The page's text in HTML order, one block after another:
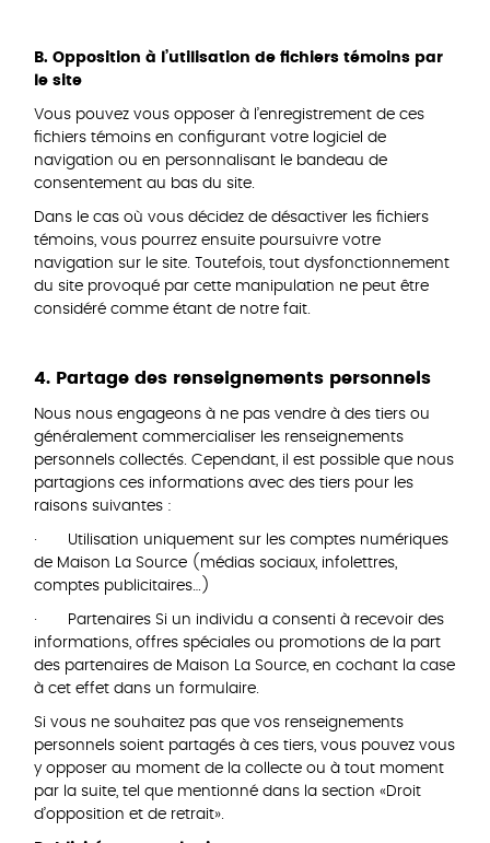
B. Opposition à l’utilisation de fichiers témoins par
le site
Vous pouvez vous opposer à l’enregistrement de ces
fichiers témoins en configurant votre logiciel de
navigation ou en personnalisant le bandeau de
consentement au bas du site.
Dans le cas où vous décidez de désactiver les fichiers
témoins, vous pourrez ensuite poursuivre votre
navigation sur le site. Toutefois, tout dysfonctionnement
du site provoqué par cette manipulation ne peut être
considéré comme étant de notre fait.
4. Partage des renseignements personnels
Nous nous engageons à ne pas vendre à des tiers ou
généralement commercialiser les renseignements
personnels collectés. Cependant, il est possible que nous
partagions ces informations avec des tiers pour les
raisons suivantes :
· Utilisation uniquement sur les comptes numériques
de Maison La Source (médias sociaux, infolettres,
comptes publicitaires…)
· Partenaires Si un individu a consenti à recevoir des
informations, offres spéciales ou promotions de la part
des partenaires de Maison La Source, en cochant la case
à cet effet dans un formulaire.
Si vous ne souhaitez pas que vos renseignements
personnels soient partagés à ces tiers, vous pouvez vous
y opposer au moment de la collecte ou à tout moment
par la suite, tel que mentionné dans la section «Droit
d’opposition et de retrait».